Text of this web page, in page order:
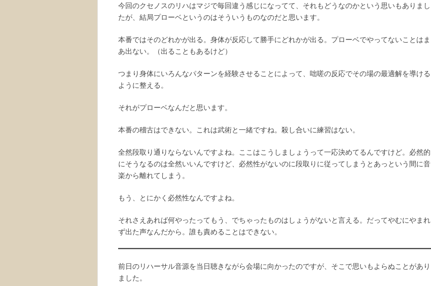
今回のクセノスのリハはマジで毎回違う感じになってて、それもどうなのかという思いもありまし
たが、結局プローベというのはそういうものなのだと思います。
本番ではそのどれかが出る。身体が反応して勝手にどれかが出る。プローベでやってないことはま
あ出ない。（出ることもあるけど）
つまり身体にいろんなパターンを経験させることによって、咄嗟の反応でその場の最適解を導ける
ように整える。
それがプローベなんだと思います。
本番の稽古はできない。これは武術と一緒ですね。殺し合いに練習はない。
全然段取り通りならないんですよね。ここはこうしましょうって一応決めてるんですけど。必然的
にそうなるのは全然いいんですけど、必然性がないのに段取りに従ってしまうとあっという間に音
楽から離れてしまう。
もう、とにかく必然性なんですよね。
それさえあれば何やったってもう、でちゃったものはしょうがないと言える。だってやむにやまれ
ず出た声なんだから。誰も責めることはできない。
前日のリハーサル音源を当日聴きながら会場に向かったのですが、そこで思いもよらぬことがあり
ました。